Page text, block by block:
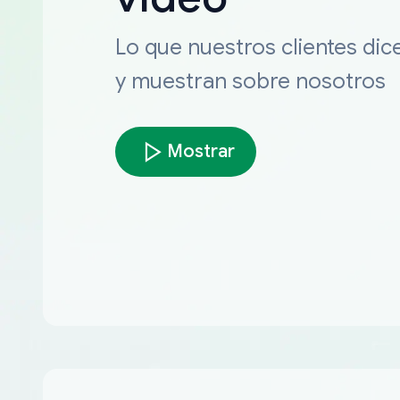
Lo que nuestros clientes
y muestran sobre nosotros
Mostrar